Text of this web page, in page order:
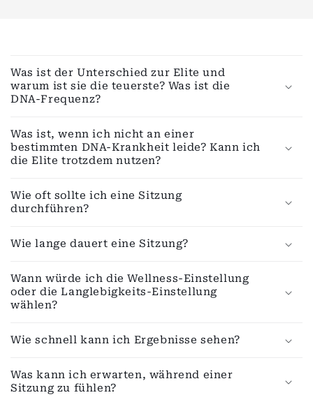
u
s
k
a
p
b
a
e
I
n
a
t
Was ist der Unterschied zur Elite und
warum ist sie die teuerste? Was ist die
DNA-Frequenz?
Was ist, wenn ich nicht an einer
bestimmten DNA-Krankheit leide? Kann ich
die Elite trotzdem nutzen?
Wie oft sollte ich eine Sitzung
durchführen?
Wie lange dauert eine Sitzung?
Wann würde ich die Wellness-Einstellung
oder die Langlebigkeits-Einstellung
wählen?
Wie schnell kann ich Ergebnisse sehen?
Was kann ich erwarten, während einer
Sitzung zu fühlen?